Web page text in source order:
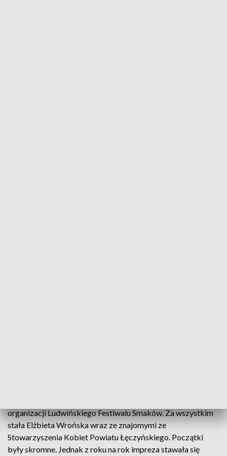
organizacji Ludwińskiego Festiwalu Smaków. Za wszystkim
stała Elżbieta Wrońska wraz ze znajomymi ze
Stowarzyszenia Kobiet Powiatu Łęczyńskiego. Początki
były skromne. Jednak z roku na rok impreza stawała się